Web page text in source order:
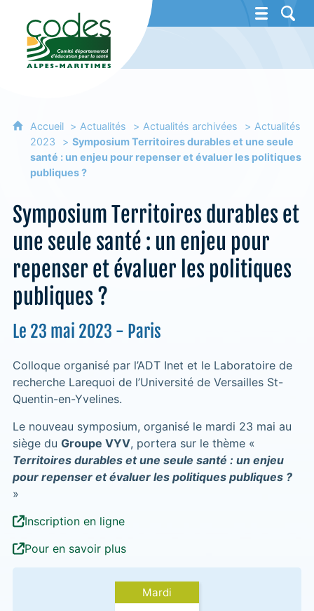
CoDES 06 - Comité départemental
Accueil Actualités Actualités archivées
Actualités
2023
Symposium Territoires durables et une seule
santé : un enjeu pour repenser et évaluer les politiques
publiques ?
Symposium Territoires durables et
une seule santé : un enjeu pour
repenser et évaluer les politiques
publiques ?
Le 23 mai 2023 - Paris
Colloque organisé par l’ADT Inet et le Laboratoire de
recherche Larequoi de l’Université de Versailles St-
Quentin-en-Yvelines.
Le nouveau symposium, organisé le mardi 23 mai au
siège du Groupe VYV, portera sur le thème «
Territoires durables et une seule santé : un enjeu
pour repenser et évaluer les politiques publiques ?
»
Inscription en ligne
Pour en savoir plus
Mardi